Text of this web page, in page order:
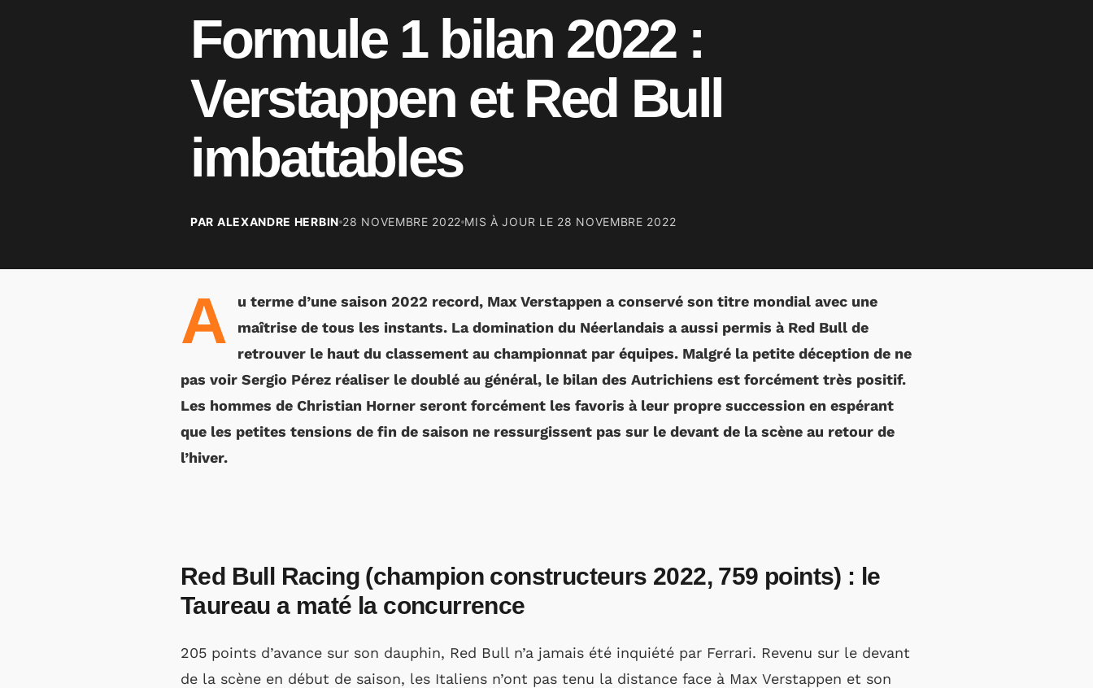
Formule 1 bilan 2022 :
Verstappen et Red Bull
imbattables
PAR ALEXANDRE HERBIN 28 NOVEMBRE 2022 MIS À JOUR LE 28 NOVEMBRE 2022
A
u terme d’une saison 2022 record, Max Verstappen a conservé son titre mondial avec une
maîtrise de tous les instants. La domination du Néerlandais a aussi permis à Red Bull de
retrouver le haut du classement au championnat par équipes. Malgré la petite déception de ne
pas voir Sergio Pérez réaliser le doublé au général, le bilan des Autrichiens est forcément très positif.
Les hommes de Christian Horner seront forcément les favoris à leur propre succession en espérant
que les petites tensions de fin de saison ne ressurgissent pas sur le devant de la scène au retour de
l’hiver.
Red Bull Racing (champion constructeurs 2022, 759 points) : le
Taureau a maté la concurrence
205 points d’avance sur son dauphin, Red Bull n’a jamais été inquiété par Ferrari. Revenu sur le devant
de la scène en début de saison, les Italiens n’ont pas tenu la distance face à Max Verstappen et son